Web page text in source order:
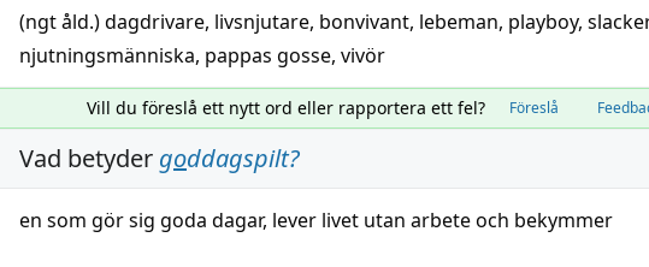
(ngt åld.)dagdrivare, livsnjutare, bonvivant, lebeman, playboy, slacker
njutningsmänniska, pappas gosse, vivör
Vill du föreslå ett nytt ord eller rapportera ett fel? Föreslå
Vad betyder goddagspilt?
en som gör sig goda dagar, lever livet utan arbeteoch bekymmer